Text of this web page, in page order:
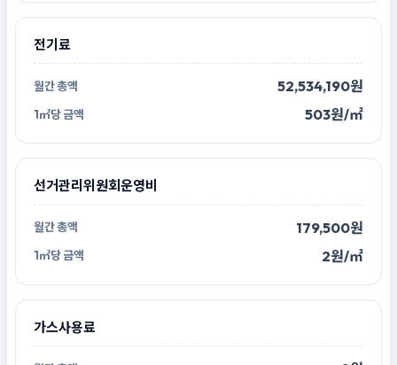
전기료
52,534,190원
503원/㎡
선거관리위원회운영비
179,500원
2원/㎡
가스사용료